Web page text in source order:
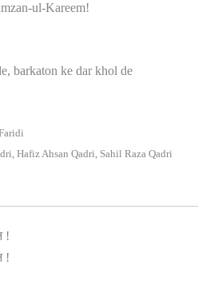
ul-Kareem!
barkaton ke dar khol de
Hafiz Ahsan Qadri, Sahil Raza Qadri
!
!